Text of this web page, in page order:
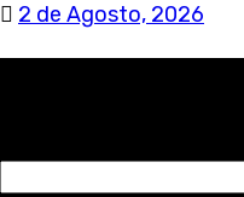
2 de Agosto, 2026